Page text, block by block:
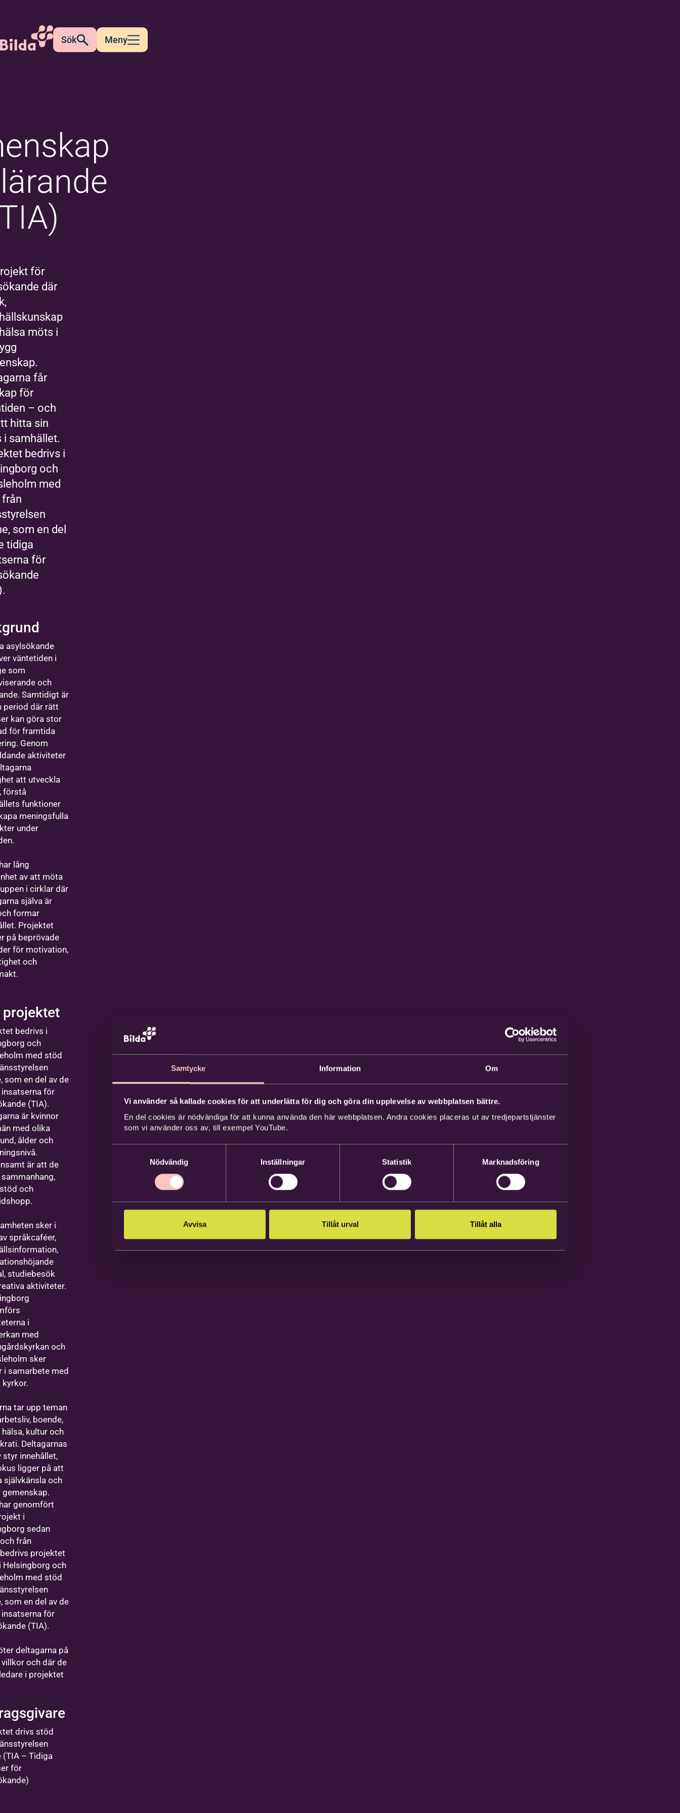
Samtycke Information Om
Vi använder så kallade cookies för att underlätta för dig och göra din upplevelse av webbplatsen bättre.
En del cookies är nödvändiga för att kunna använda den här webbplatsen. Andra cookies placeras ut av tredjepartstjänster
som vi använder oss av, till exempel YouTube.
Nödvändig
Inställningar Statistik Marknadsföring
Avvisa Tillåt urval Tillåt alla
Sök Meny
för
där
möts i
får
för
– och
hitta sin
i samhället.
bedrivs i
och
med
som en del
tidiga
för
asylsökande
väntetiden i
som
och
Samtidigt är
period där rätt
kan göra stor
för framtida
Genom
aktiviteter
att utveckla
förstå
funktioner
meningsfulla
under
lång
av att möta
i cirklar där
själva är
formar
Projektet
på beprövade
för motivation,
och
projektet
bedrivs i
och
med stöd
som en del av de
för
(TIA).
är kvinnor
med olika
ålder och
är att de
och
sker i
språkcaféer,
studiebesök
aktiviteter.
i
med
och
sker
i samarbete med
kyrkor.
tar upp teman
boende,
hälsa, kultur och
Deltagarnas
styr innehållet,
ligger på att
självkänsla och
gemenskap.
genomfört
i
sedan
från
projektet
Helsingborg och
med stöd
som en del av de
för
(TIA).
deltagarna på
och där de
i projektet
drivs stöd
(TIA – Tidiga
för